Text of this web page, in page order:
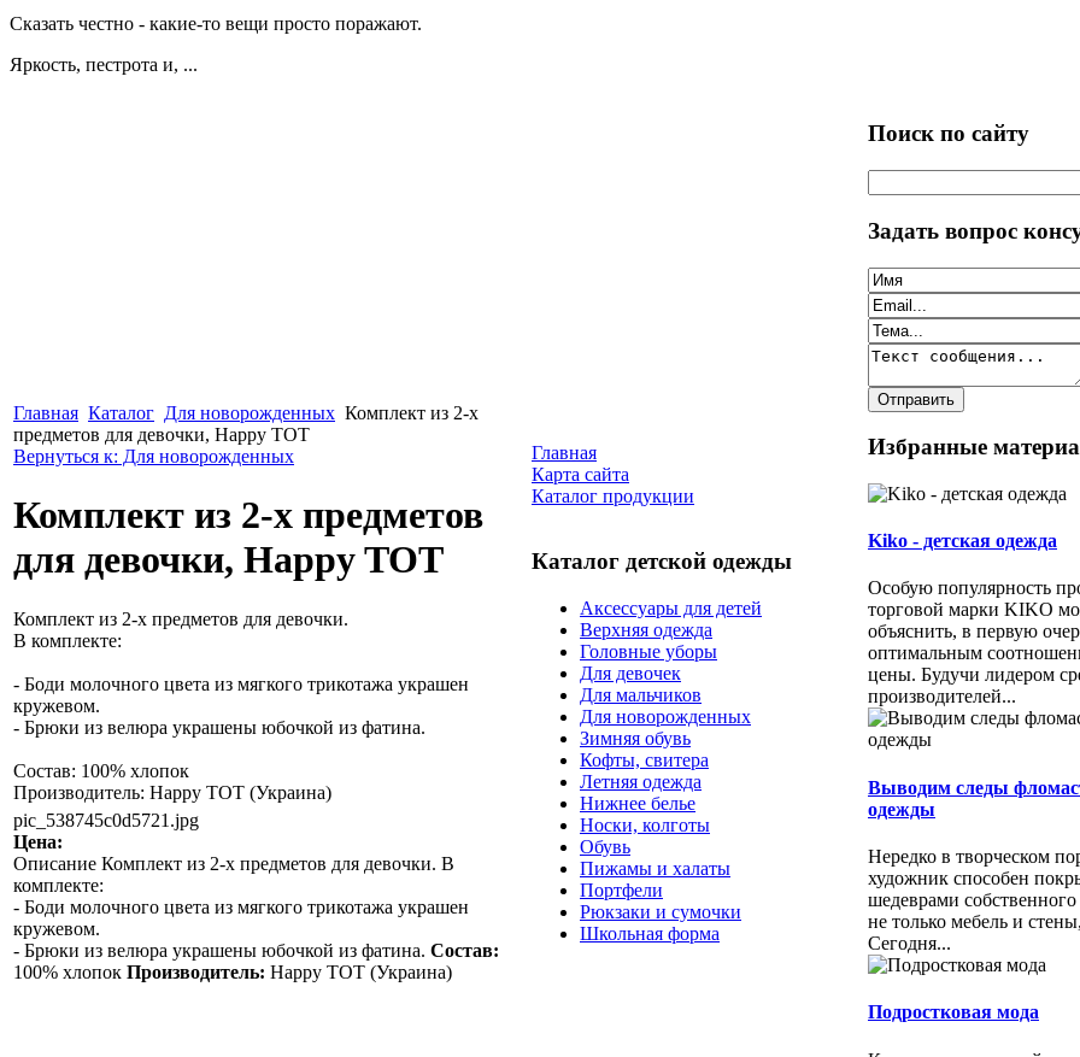
Сказать честно - какие-то вещи просто поражают.
Яркость, пестрота и, ...
Главная Каталог Для новорожденных Комплект из 2-х
предметов для девочки, Happy TOT
Вернуться к: Для новорожденных
Комплект из 2-х предметов
для девочки, Happy TOT
Комплект из 2-х предметов для девочки.
В комплекте:
- Боди молочного цвета из мягкого трикотажа украшен
кружевом.
- Брюки из велюра украшены юбочкой из фатина.
Состав: 100% хлопок
Производитель: Happy TOT (Украина)
pic_538745c0d5721.jpg
Цена:
Описание Комплект из 2-х предметов для девочки. В
комплекте:
- Боди молочного цвета из мягкого трикотажа украшен
кружевом.
- Брюки из велюра украшены юбочкой из фатина. Состав:
100% хлопок Производитель: Happy TOT (Украина)
Главная
Карта сайта
Каталог продукции
Каталог детской одежды
Аксессуары для детей
Верхняя одежда
Головные уборы
Для девочек
Для мальчиков
Для новорожденных
Зимняя обувь
Кофты, свитера
Летняя одежда
Нижнее белье
Носки, колготы
Обувь
Пижамы и халаты
Портфели
Рюкзаки и сумочки
Школьная форма
Поиск по сайту
Задать вопрос
Избранные
Kiko - детская одежда
Особую популярность
торговой марки KIKO
объяснить, в первую
оптимальным
цены. Будучи лидером
производителей...
Выводим следы
одежды
Нередко в творческом
художник способен
шедеврами собственного
не только мебель и
Сегодня...
Подростковая мода